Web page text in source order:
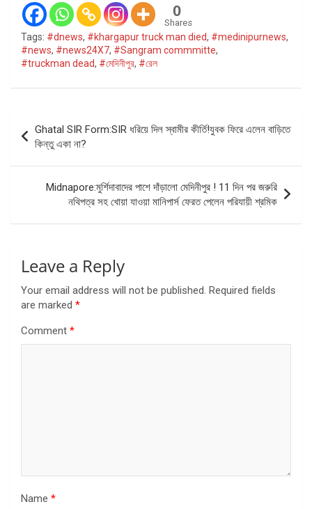
0
Shares
Tags: #dnews, #khargapur truck man died, #medinipurnews,
#news, #news24X7, #Sangram commmitte,
#truckman dead, #মেদিনীপুর, #রেল
Post
navigation
Ghatal SIR Form:SIR ধরিয়ে দিল স্বামীর কীর্তি!যুবক ফিরে এলেন বাড়িতে
কিন্তু একা না?
Midnapore:মুর্শিদাবাদের পাশে দাঁড়ালো মেদিনীপুর ! 11 দিন পর জরুরি
নথিপত্র সহ খোয়া যাওয়া মানিপার্স ফেরত পেলেন পরিযায়ী শ্রমিক
Leave a Reply
Your email address will not be published. Required fields
are marked *
Comment *
Name *